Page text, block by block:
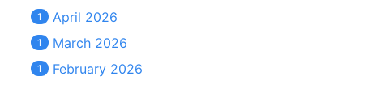
1 April 2026
1 March 2026
1 February 2026